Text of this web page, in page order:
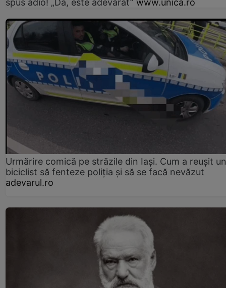
Urmărire comică pe străzile din Iași. Cum a reușit un
biciclist să fenteze poliția și să se facă nevăzut
adevarul.ro